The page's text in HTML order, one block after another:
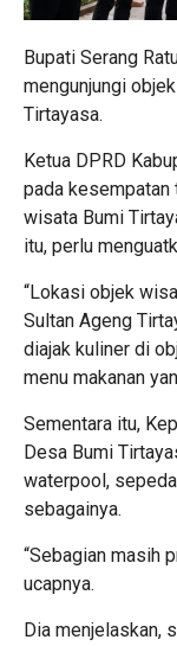
Bupati Serang
mengunjungi
Tirtayasa.
Ketua DPRD
pada
wisata Bumi
itu, perlu
“Lokasi objek
Sultan Ageng
diajak kuliner di
menu makanan
Sementara itu,
Desa Bumi
waterpool,
sebagainya.
“Sebagian masih
ucapnya.
Dia menjelaskan,